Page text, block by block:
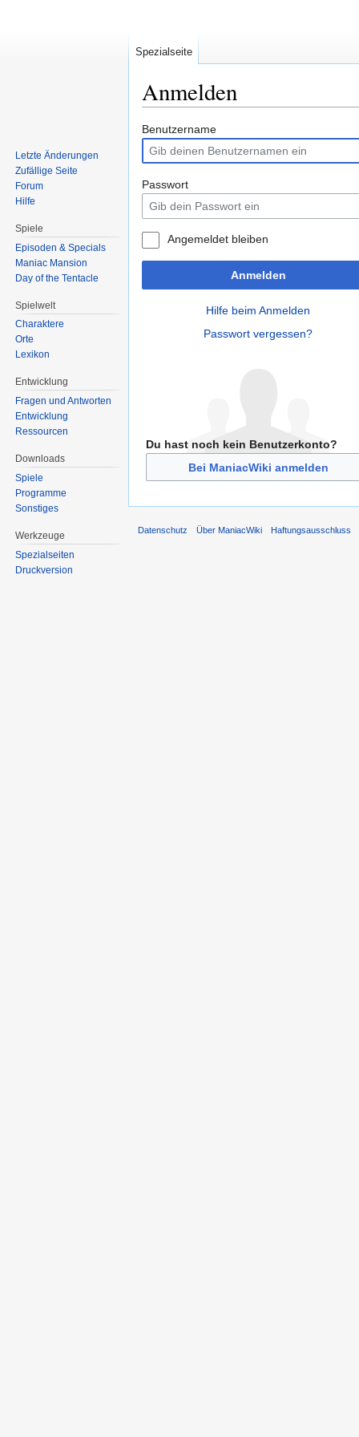
Anmelden
Zur
Navigation
springen
Zur
Suche
springen
Benutzername
Passwort
Angemeldet bleiben
Anmelden
Hilfe beim Anmelden
Passwort vergessen?
Du hast noch kein Benutzerkonto?
Bei ManiacWiki anmelden
Spezialseite
Letzte Änderungen
Zufällige Seite
Forum
Hilfe
Spiele
Episoden & Specials
Maniac Mansion
Day of the Tentacle
Spielwelt
Charaktere
Orte
Lexikon
Entwicklung
Fragen und Antworten
Entwicklung
Ressourcen
Downloads
Spiele
Programme
Sonstiges
Werkzeuge
Spezialseiten
Druckversion
Datenschutz Über ManiacWiki Haftungsausschluss